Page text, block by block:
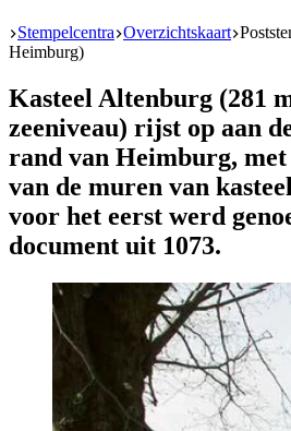
Start
Stempelcentra Overzichtskaart
Heimburg)
Kasteel Altenburg (281
zeeniveau) rijst op aan
rand van Heimburg,
van de muren van
voor het eerst werd
document uit 1073.